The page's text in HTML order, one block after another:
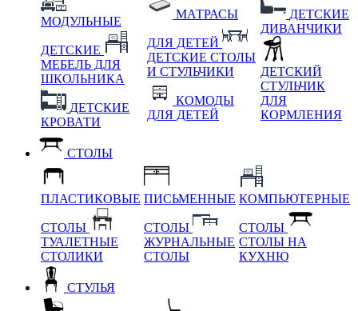
МОДУЛЬНЫЕ
ДЕТСКИЕ
МЕБЕЛЬ ДЛЯ
ШКОЛЬНИКА
ДЕТСКИЕ
КРОВАТИ
МАТРАСЫ
ДЛЯ ДЕТЕЙ
ДЕТСКИЕ СТОЛЫ
И СТУЛЬЧИКИ
КОМОДЫ
ДЛЯ ДЕТЕЙ
ДЕТСКИЕ
ДИВАНЧИКИ
ДЕТСКИЙ
СТУЛЬЧИК
ДЛЯ
КОРМЛЕНИЯ
СТОЛЫ
ПЛАСТИКОВЫЕ
СТОЛЫ
ТУАЛЕТНЫЕ
СТОЛИКИ
ПИСЬМЕННЫЕ
СТОЛЫ
ЖУРНАЛЬНЫЕ
СТОЛЫ
КОМПЬЮТЕРНЫЕ
СТОЛЫ
СТОЛЫ НА
КУХНЮ
СТУЛЬЯ